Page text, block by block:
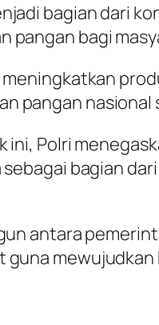
bagian dari
pangan bagi
pangan
ini, Polri
bagian
antara